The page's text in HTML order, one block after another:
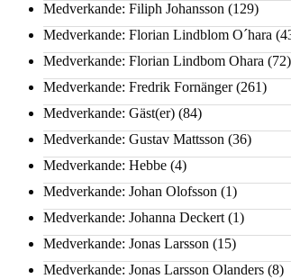
Medverkande: Filiph Johansson (129)
Medverkande: Florian Lindblom O´hara
Medverkande: Florian Lindbom Ohara (72)
Medverkande: Fredrik Fornänger(261)
Medverkande: Gäst(er) (84)
Medverkande: Gustav Mattsson (36)
Medverkande: Hebbe (4)
Medverkande: Johan Olofsson (1)
Medverkande: Johanna Deckert (1)
Medverkande: Jonas Larsson (15)
Medverkande: Jonas Larsson Olanders (8)